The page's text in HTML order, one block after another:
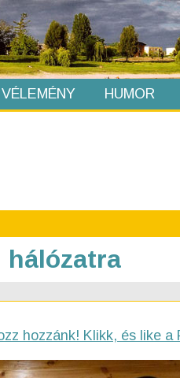
VÉLEMÉNY HUMOR
hálózatra
hozzánk! Klikk, és like a